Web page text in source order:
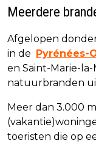
Meerdere
Afgelopen
in de
Pyrénées-
en Saint-Marie-
natuurbranden
Meer dan 3.000
toeristen die op